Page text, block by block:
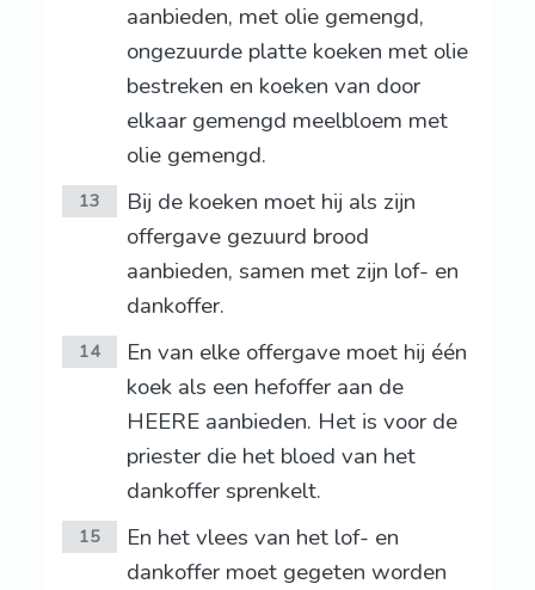
aanbieden, met olie gemengd,
ongezuurde platte koeken met olie
bestreken en koeken van door
elkaar gemengd meelbloem met
olie gemengd.
13
Bij de koeken moet hij als zijn
offergave gezuurd brood
aanbieden, samen met zijn lof- en
dankoffer.
14
En van elke offergave moet hij één
koek als een hefoffer aan de
HEERE aanbieden. Het is voor de
priester die het bloed van het
dankoffer sprenkelt.
15
En het vlees van het lof- en
dankoffer moet gegeten worden